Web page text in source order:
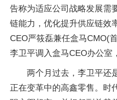
告称为适应公司战略发展需
链能力，优化提升供应链效
CEO严筱磊兼任盒马CMO(
李卫平调入盒马CEO办公室
两个月过去，李卫平还
正在变革中的高鑫零售。时